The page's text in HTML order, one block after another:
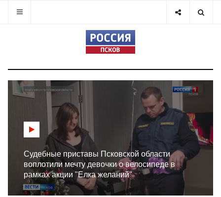
Судебные приставы Псковской области
воплотили мечту девочки о велосипеде в
рамках акции "Елка желаний"